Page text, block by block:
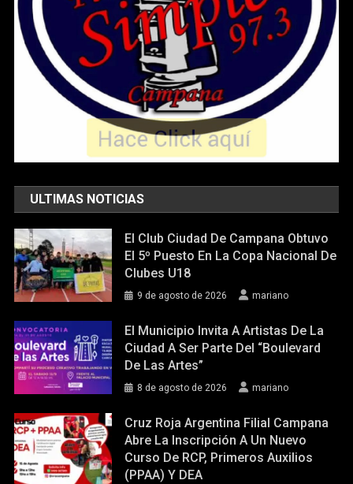
ULTIMAS NOTICIAS
El Club Ciudad De Campana Obtuvo
El 5º Puesto En La Copa Nacional De
Clubes U18
9 de agosto de 2026 mariano
El Municipio Invita A Artistas De La
Ciudad A Ser Parte Del “Boulevard
De Las Artes”
8 de agosto de 2026 mariano
Cruz Roja Argentina Filial Campana
Abre La Inscripción A Un Nuevo
Curso De RCP, Primeros Auxilios
(PPAA) Y DEA